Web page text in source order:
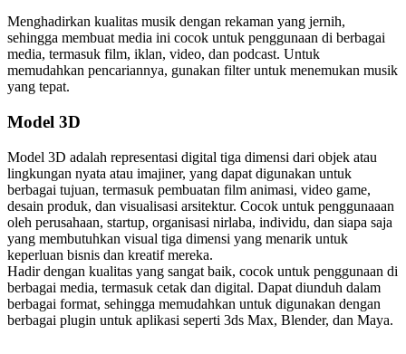
Menghadirkan kualitas musik dengan rekaman yang jernih,
sehingga membuat media ini cocok untuk penggunaan di berbagai
media, termasuk film, iklan, video, dan podcast. Untuk
memudahkan pencariannya, gunakan filter untuk menemukan musik
yang tepat.
Model 3D
Model 3D adalah representasi digital tiga dimensi dari objek atau
lingkungan nyata atau imajiner, yang dapat digunakan untuk
berbagai tujuan, termasuk pembuatan film animasi, video game,
desain produk, dan visualisasi arsitektur. Cocok untuk penggunaaan
oleh perusahaan, startup, organisasi nirlaba, individu, dan siapa saja
yang membutuhkan visual tiga dimensi yang menarik untuk
keperluan bisnis dan kreatif mereka.
Hadir dengan kualitas yang sangat baik, cocok untuk penggunaan di
berbagai media, termasuk cetak dan digital. Dapat diunduh dalam
berbagai format, sehingga memudahkan untuk digunakan dengan
berbagai plugin untuk aplikasi seperti 3ds Max, Blender, dan Maya.